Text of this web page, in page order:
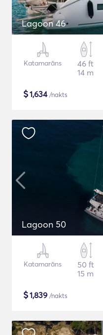
Lagoon 46
Katamarāns
46 ft
14 m
$1,634/nakts
Lagoon 50
Katamarāns
50 ft
15 m
$1,839 /nakts